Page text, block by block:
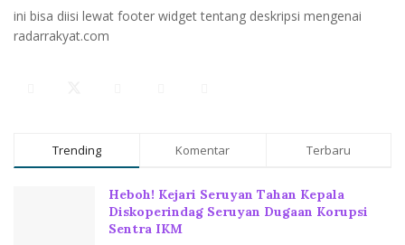
ini bisa diisi lewat footer widget tentang deskripsi mengenai
radarrakyat.com
Trending Komentar Terbaru
Heboh! Kejari Seruyan Tahan Kepala
Diskoperindag Seruyan Dugaan Korupsi
Sentra IKM